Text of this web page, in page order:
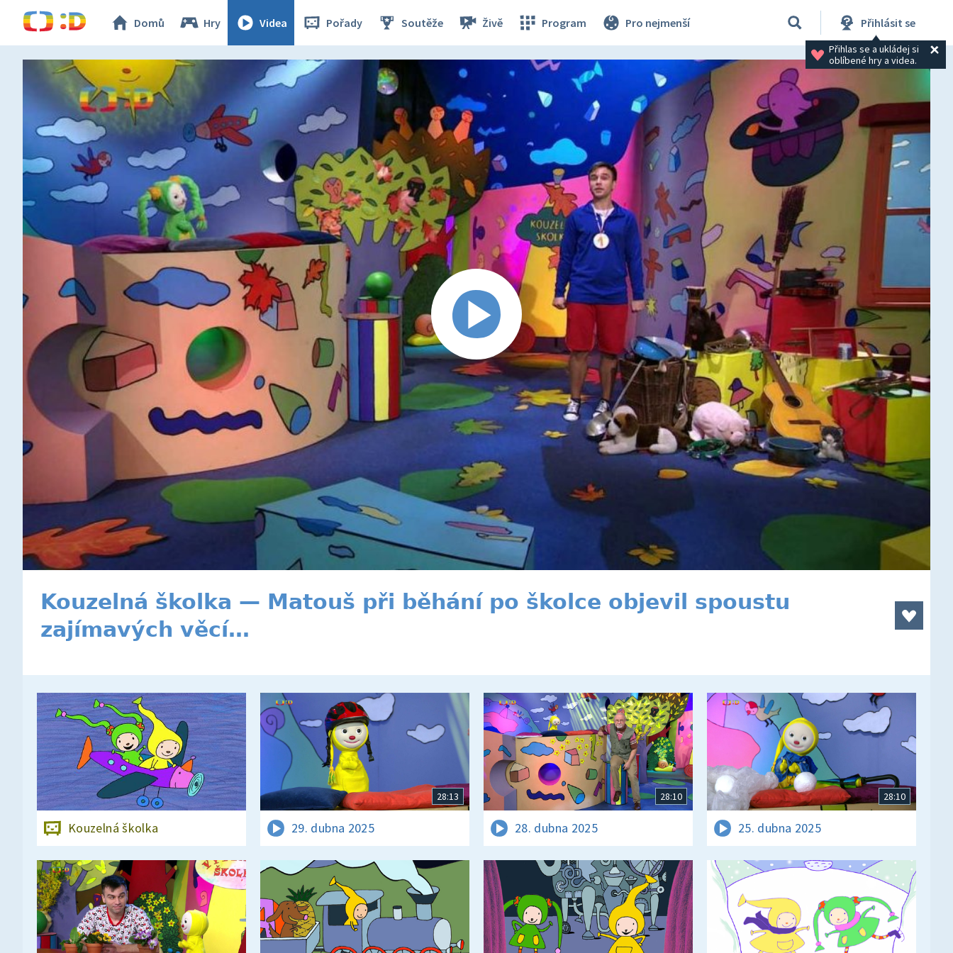
Domů Hry Videa Pořady Soutěže Živě Program Pro nejmenší Přihlásit se
Přihlas se a ukládej si
oblíbené hry a videa.
Kouzelná školka — Matouš při běhání po školce objevil spoustu
zajímavých věcí…
Kouzelná školka
28:13
29. dubna 2025
28:10
28. dubna 2025
28:10
25. dubna 2025